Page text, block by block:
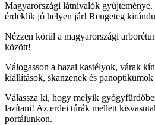
Magyarországi látnivalók
érdeklik jó helyen jár! Rengeteg
Nézzen körül a magyarországi
között!
Válogasson a hazai kastélyok, várak
kiállítások, skanzenek és
Válassza ki, hogy melyik
lazítani! Az erdei túrák mellett
portálunkon.